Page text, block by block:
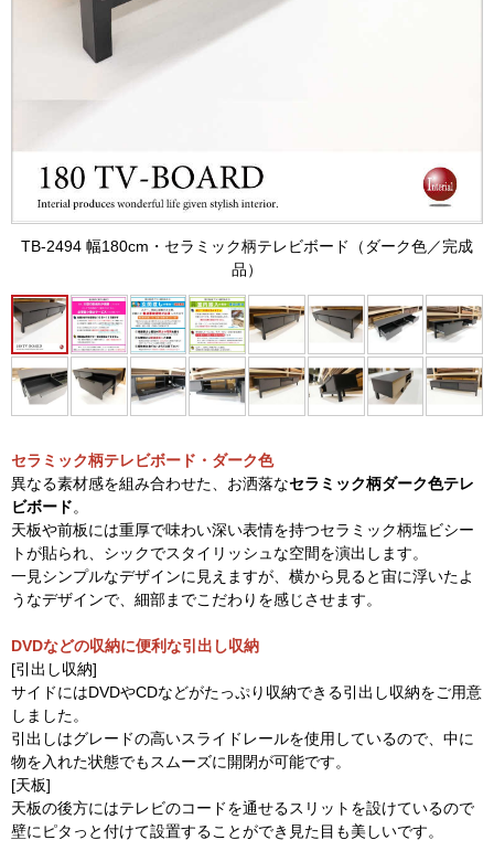
TB-2494 幅180cm・セラミック柄テレビボード（ダーク色／完成
品）
セラミック柄テレビボード・ダーク色
異なる素材感を組み合わせた、お洒落なセラミック柄ダーク色テレ
ビボード。
天板や前板には重厚で味わい深い表情を持つセラミック柄塩ビシー
トが貼られ、シックでスタイリッシュな空間を演出します。
一見シンプルなデザインに見えますが、横から見ると宙に浮いたよ
うなデザインで、細部までこだわりを感じさせます。
DVDなどの収納に便利な引出し収納
[引出し収納]
サイドにはDVDやCDなどがたっぷり収納できる引出し収納をご用意
しました。
引出しはグレードの高いスライドレールを使用しているので、中に
物を入れた状態でもスムーズに開閉が可能です。
[天板]
天板の後方にはテレビのコードを通せるスリットを設けているので
壁にピタっと付けて設置することができ見た目も美しいです。